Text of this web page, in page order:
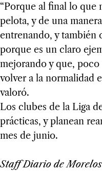
“Porque al final lo que
pelota, y de una
entrenando, y también
porque es un claro
mejorando y que, poco
volver a la normalidad
valoró.
Los clubes de la Liga
prácticas, y planean
mes de junio.
Staff Diario de Morelos